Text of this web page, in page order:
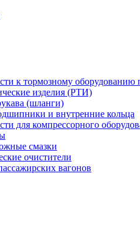
к тормозному оборудованию
изделия (РТИ)
(шланги)
и внутренние кольца
для компрессорного
смазки
очистители
вагонов